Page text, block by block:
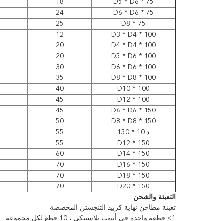
D5 * D6 * 75
18
D6 * D6 * 75
24
D8 * 75
25
D3 * D4 * 100
12
D4 * D4 * 100
20
D5 * D6 * 100
20
D6 * D6 * 100
30
D8 * D8 * 100
35
D10 * 100
40
D12 * 100
45
D6 * D6 * 150
45
D8 * D8 * 150
50
د 10 * 150
55
D12 * 150
55
D14 * 150
60
D16 * 150
70
D18 * 150
70
D20 * 150
70
التعبئة والشحن
تعبئة مطاحن نهاية كربيد التنجستن المخصصة
1> قطعة واحدة في أنبوب بلاستيكي ، 10 قطع لكل مجموعة.